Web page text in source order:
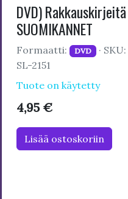
DVD)
SUOMIKANNET
Formaatti: DVD · SKU:
SL-2151
Tuote on käytetty
4,95 €
Lisää ostoskoriin